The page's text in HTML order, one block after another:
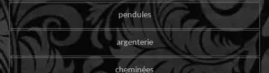
pendules
argenterie
cheminées